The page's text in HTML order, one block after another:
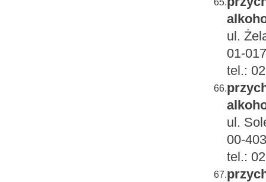
65.
ul.
01-
tel.:
66.
ul.
00-
tel.:
67.